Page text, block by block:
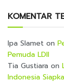
KOMENTAR
Ipa Slamet on
Pemuda LDII
Tia Gustiara on
Indonesia